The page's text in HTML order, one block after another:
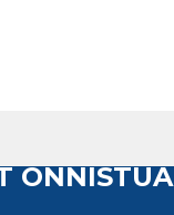
ONNISTUA